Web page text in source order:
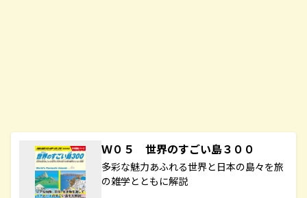
Ｗ０５ 世界のすごい島３００
多彩な魅力あふれる世界と日本の島々を旅
の雑学とともに解説